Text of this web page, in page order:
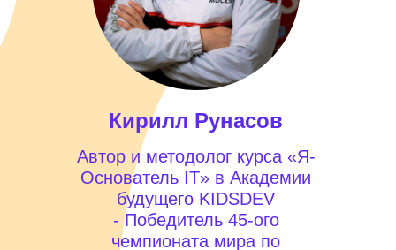
Кирилл Рунасов
Автор и методолог курса «Я-
Основатель IT» в Академии
будущего KIDSDEV
- Победитель 45-ого
чемпионата мира по